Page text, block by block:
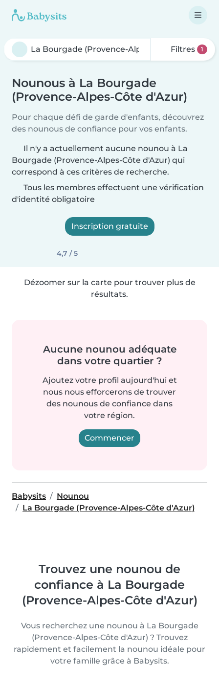
Filtres 1
Nounous à La Bourgade
(Provence-Alpes-Côte d'Azur)
Pour chaque défi de garde d'enfants, découvrez
des nounous de confiance pour vos enfants.
Il n'y a actuellement aucune nounou à La
Bourgade (Provence-Alpes-Côte d'Azur) qui
correspond à ces critères de recherche.
Tous les membres effectuent une vérification
d'identité obligatoire
Inscription gratuite
4,7 / 5
Dézoomer sur la carte pour trouver plus de
résultats.
Aucune nounou adéquate
dans votre quartier ?
Ajoutez votre profil aujourd'hui et
nous nous efforcerons de trouver
des nounous de confiance dans
votre région.
Commencer
Babysits
Nounou
La Bourgade (Provence-Alpes-Côte d'Azur)
Trouvez une nounou de
confiance à La Bourgade
(Provence-Alpes-Côte d'Azur)
Vous recherchez une nounou à La Bourgade
(Provence-Alpes-Côte d'Azur) ? Trouvez
rapidement et facilement la nounou idéale pour
votre famille grâce à Babysits.